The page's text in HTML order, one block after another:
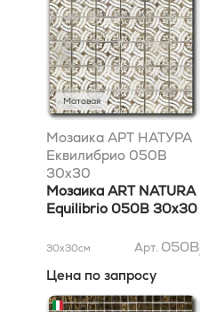
Матовая
Мозаика АРТ НАТУРА
Еквилибрио 050B
30x30
Мозаика ART NATURA
Equilibrio 050B 30x30
30x30см Арт. 050B
Цена по запросу